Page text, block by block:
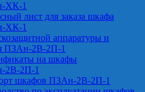
ХК-1
лист для заказа шкафа
ХК-1
аппаратуры и
ПЗАн-2В-2П-1
на шкафы
2В-2П-1
шкафов ПЗАн-2В-2П-1